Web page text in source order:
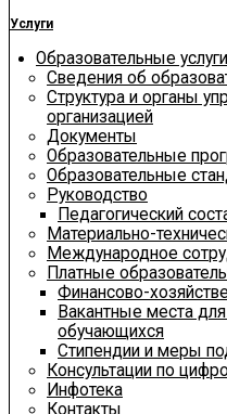
Услуги
Образовательные услуги
Сведения об
Структура и органы
организацией
Документы
Образовательные
Образовательные
Руководство
Педагогический
Материально-
Международное
Платные
Финансово-
Вакантные места
обучающихся
Стипендии и меры
Консультации по
Инфотека
Контакты